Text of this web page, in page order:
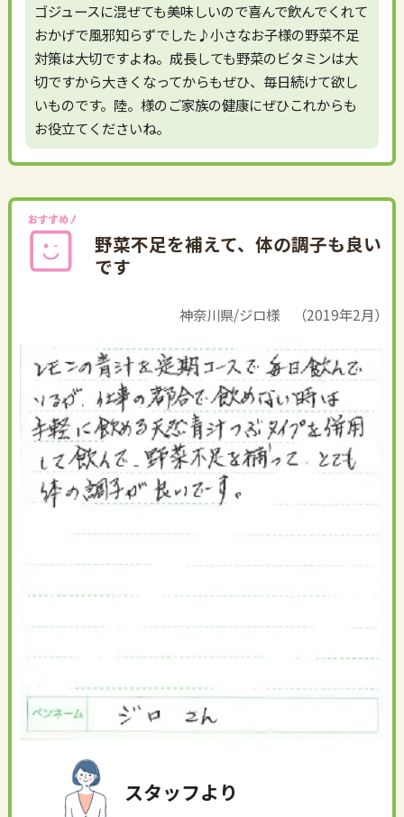
ゴジュースに混ぜても美味しいので喜んで飲んでくれて
おかげで風邪知らずでした♪小さなお子様の野菜不足
対策は大切ですよね。成長しても野菜のビタミンは大
切ですから大きくなってからもぜひ、毎日続けて欲し
いものです。陸。様のご家族の健康にぜひこれからも
お役立てくださいね。
野菜不足を補えて、体の調子も良い
です
神奈川県/ジロ様 （2019年2月）
スタッフより